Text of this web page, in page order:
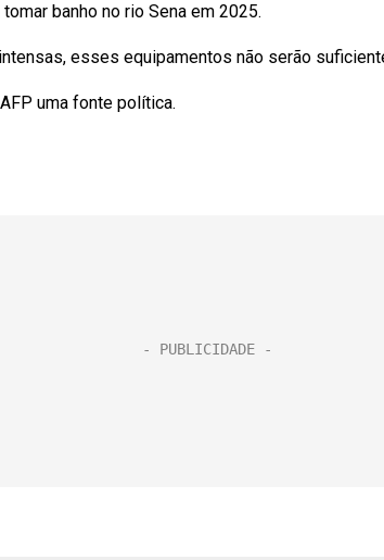
banho no rio Sena em 2025.
esses equipamentos não serão
uma fonte política.